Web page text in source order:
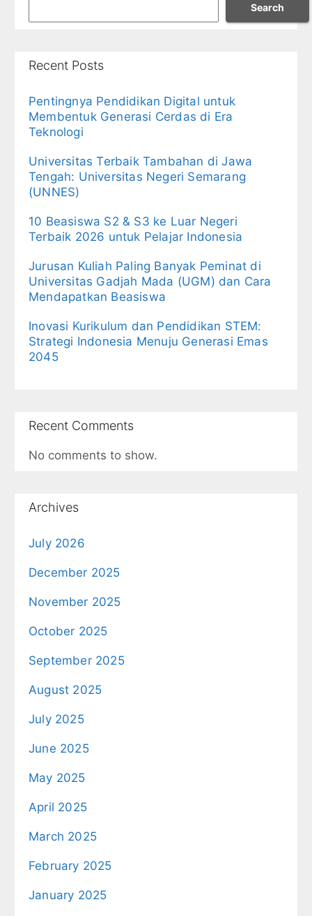
Search
Recent Posts
Pentingnya Pendidikan Digital untuk
Membentuk Generasi Cerdas di Era
Teknologi
Universitas Terbaik Tambahan di Jawa
Tengah: Universitas Negeri Semarang
(UNNES)
10 Beasiswa S2 & S3 ke Luar Negeri
Terbaik 2026 untuk Pelajar Indonesia
Jurusan Kuliah Paling Banyak Peminat di
Universitas Gadjah Mada (UGM) dan Cara
Mendapatkan Beasiswa
Inovasi Kurikulum dan Pendidikan STEM:
Strategi Indonesia Menuju Generasi Emas
2045
Recent Comments
No comments to show.
Archives
July 2026
December 2025
November 2025
October 2025
September 2025
August 2025
July 2025
June 2025
May 2025
April 2025
March 2025
February 2025
January 2025